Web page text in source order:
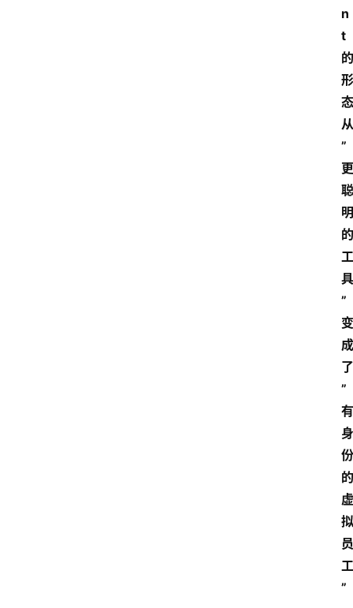
n
t
的
形
态
从
”
更
聪
明
的
工
具
”
变
成
了
”
有
身
份
的
虚
拟
员
工
”